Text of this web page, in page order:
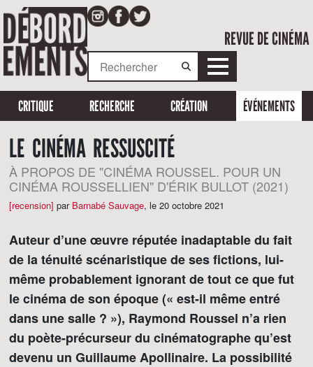
REVUE DE CINÉMA
CRITIQUE RECHERCHE CRÉATION ÉVÉNEMENTS
LE CINÉMA RESSUSCITÉ
À PROPOS DE "CINÉMA ROUSSEL. POUR UN
CINÉMA ROUSSELLIEN" D'ÉRIK BULLOT (2021)
[recension] par Barnabé Sauvage, le 20 octobre 2021
Auteur d’une œuvre réputée inadaptable du fait
de la ténuité scénaristique de ses fictions, lui-
même probablement ignorant de tout ce que fut
le cinéma de son époque (« est-il même entré
dans une salle ? »), Raymond Roussel n’a rien
du poète-précurseur du cinématographe qu’est
devenu un Guillaume Apollinaire. La possibilité